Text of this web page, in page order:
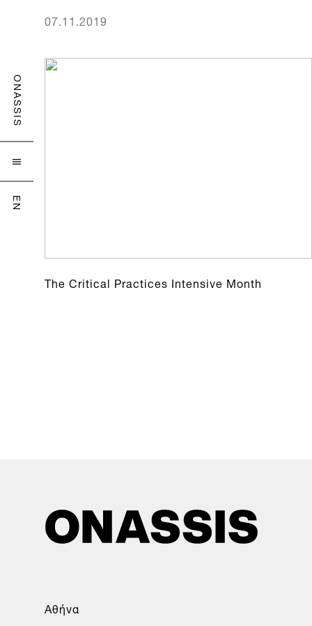
ONASSIS

EN
07.11.2019
The Critical Practices Intensive Month
Αθήνα